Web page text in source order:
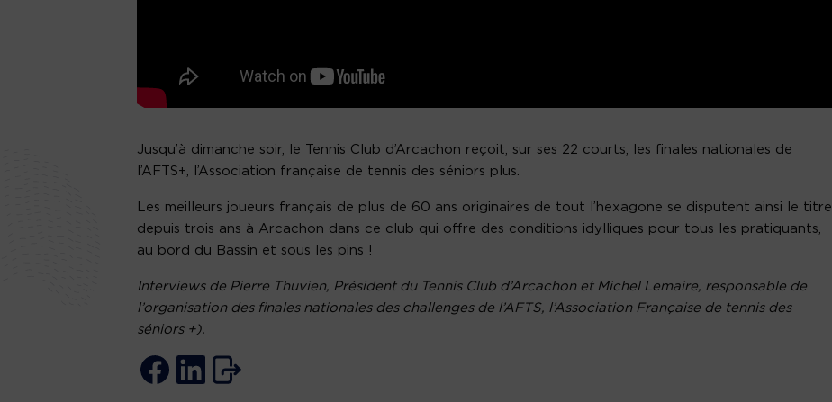
Jusqu’à dimanche soir, le Tennis Club d’Arcachon reçoit, sur ses 22 courts, les finales nationales de
l’AFTS+, l’Association française de tennis des séniors plus.
Les meilleurs joueurs français de plus de 60 ans originaires de tout l’hexagone se disputent ainsi le titre
depuis trois ans à Arcachon dans ce club qui offre des conditions idylliques pour tous les pratiquants,
au bord du Bassin et sous les pins !
Interviews de Pierre Thuvien, Président du Tennis Club d’Arcachon et Michel Lemaire, responsable de
l’organisation des finales nationales des challenges de l’AFTS, l’Association Française de tennis des
séniors +).